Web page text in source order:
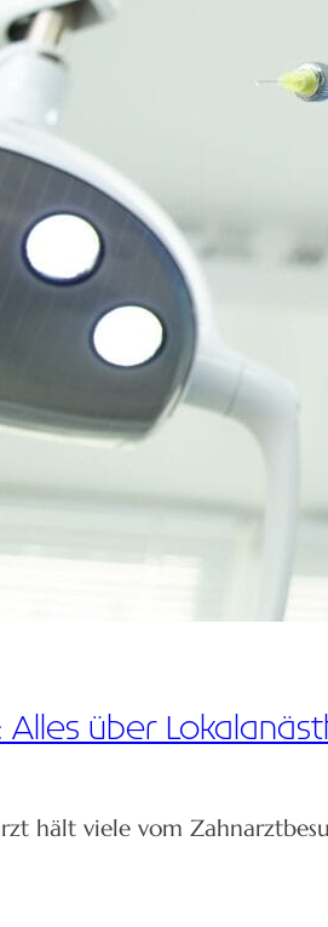
über
hält viele vom